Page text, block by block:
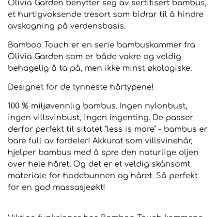
Olivia Garden benytter seg av sertifisert bambus,
et hurtigvoksende tresort som bidrar til å hindre
avskogning på verdensbasis.
Bamboo Touch er en serie bambuskammer fra
Olivia Garden som er både vakre og veldig
behagelig å ta på, men ikke minst økologiske.
Designet for de tynneste hårtypene!
100 % miljøvennlig bambus. Ingen nylonbust,
ingen villsvinbust, ingen ingenting. De passer
derfor perfekt til sitatet "less is more" - bambus er
bare full av fordeler! Akkurat som villsvinehår,
hjelper bambus med å spre den naturlige oljen
over hele håret. Og det er et veldig skånsomt
materiale for hodebunnen og håret. Så perfekt
for en god massasjeøkt!